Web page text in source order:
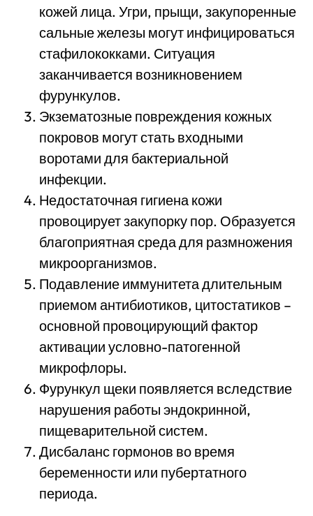
кожей лица. Угри, прыщи, закупоренные
сальные железы могут инфицироваться
стафилококками. Ситуация
заканчивается возникновением
фурункулов.
Экзематозные повреждения кожных
покровов могут стать входными
воротами для бактериальной
инфекции.
Недостаточная гигиена кожи
провоцирует закупорку пор. Образуется
благоприятная среда для размножения
микроорганизмов.
Подавление иммунитета длительным
приемом антибиотиков, цитостатиков –
основной провоцирующий фактор
активации условно-патогенной
микрофлоры.
Фурункул щеки появляется вследствие
нарушения работы эндокринной,
пищеварительной систем.
Дисбаланс гормонов во время
беременности или пубертатного
периода.